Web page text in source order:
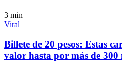
3 min
Viral
Billete de 20 pesos: Estas
valor hasta por más de 300